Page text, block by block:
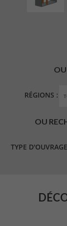
OU
RÉGIONS :
OU
TYPE